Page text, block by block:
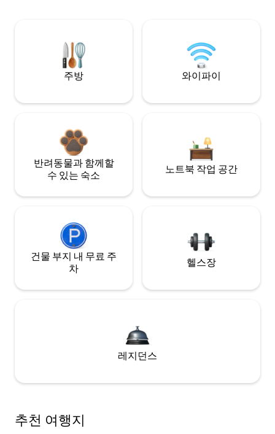
주방 와이파이
반려동물과 함께할
수 있는 숙소
노트북 작업 공간
건물 부지 내 무료 주
차
헬스장
레지던스
추천 여행지